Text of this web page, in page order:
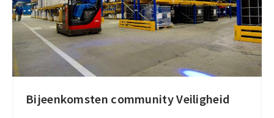
Bijeenkomsten community Veiligheid
Bijeenkomsten